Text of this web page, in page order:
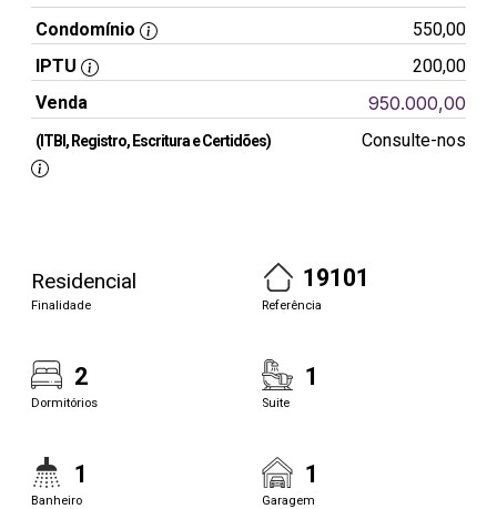
Condomínio
550,00
IPTU
200,00
Venda
950.000,00
(ITBI, Registro, Escritura e Certidões) Consulte-nos
Residencial
Finalidade
19101
Referência
2
Dormitórios
1
Suite
1
Banheiro
1
Garagem